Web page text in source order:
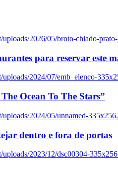
2026/05/broto-chiado-
para reservar este
2024/07/emb_elenco-
Ocean To The Stars”
2024/05/unnamed-
dentro e fora de portas
2023/12/dsc00304-